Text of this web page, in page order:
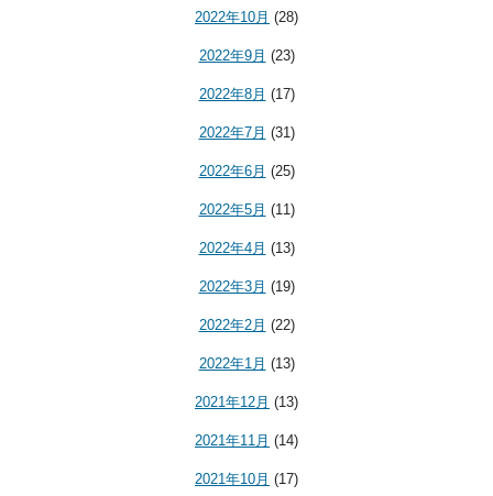
2022年10月 (28)
2022年9月 (23)
2022年8月 (17)
2022年7月 (31)
2022年6月 (25)
2022年5月 (11)
2022年4月 (13)
2022年3月 (19)
2022年2月 (22)
2022年1月 (13)
2021年12月 (13)
2021年11月 (14)
2021年10月 (17)